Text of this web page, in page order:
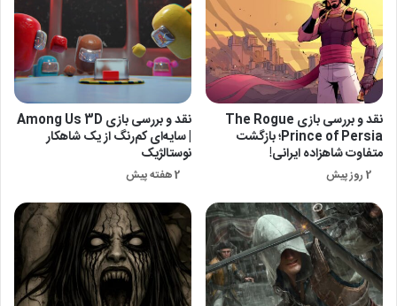
نقد و بررسی بازی The Rogue
Prince of Persia؛ بازگشت
متفاوت شاهزاده ایرانی!
2 روز پیش
نقد و بررسی بازی Among Us 3D
| سایه‌ای کم‌رنگ از یک شاهکار
نوستالژیک
2 هفته پیش